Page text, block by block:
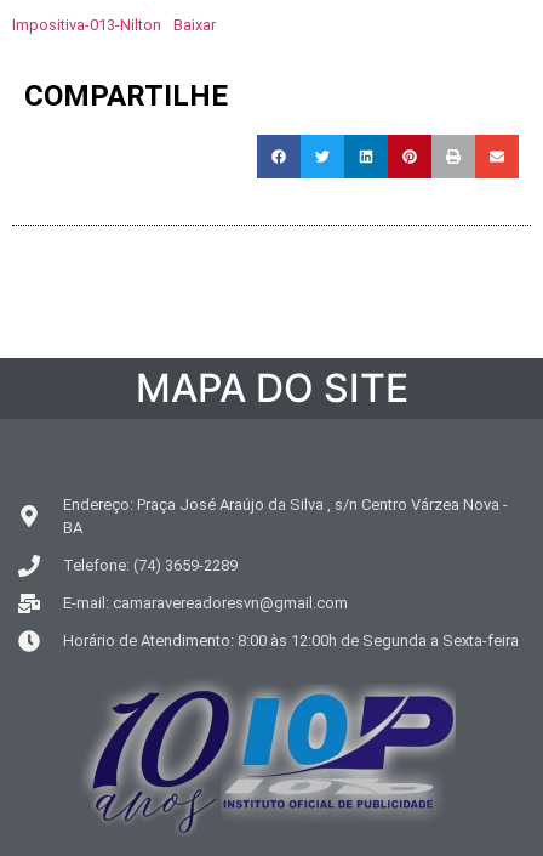
Impositiva-013-Nilton Baixar
COMPARTILHE
MAPA DO SITE
Endereço: Praça José Araújo da Silva , s/n Centro Várzea Nova -
BA
Telefone: (74) 3659-2289
E-mail: camaravereadoresvn@gmail.com
Horário de Atendimento: 8:00 às 12:00h de Segunda a Sexta-feira